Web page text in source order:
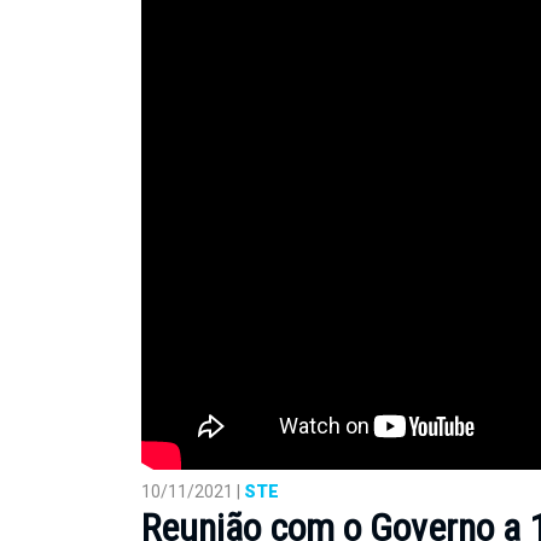
10/11/2021 | STE
Reunião com o Governo a